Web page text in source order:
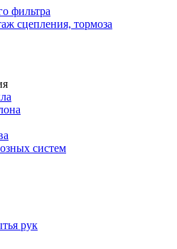
фильтра
сцепления, тормоза
систем
рук